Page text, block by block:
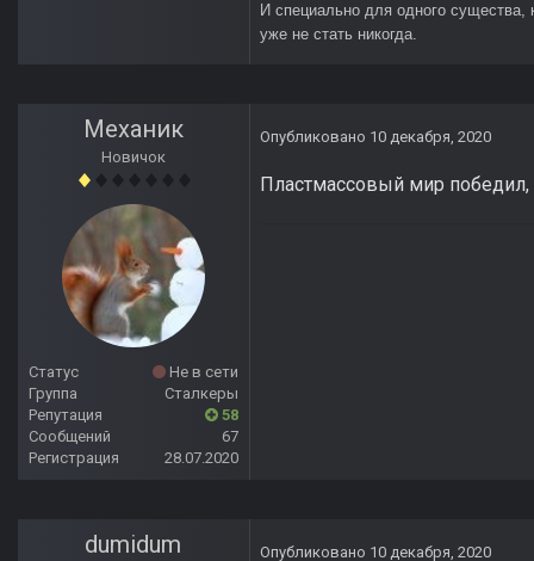
И специально для одного
уже не стать никогда.
Механик
Новичок
Статус
Не в сети
Группа
Сталкеры
Репутация
58
Сообщений
67
Регистрация
28.07.2020
Опубликовано 10 декабря, 2020
Пластмассовый мир победил,
dumidum Опубликовано 10 декабря, 2020